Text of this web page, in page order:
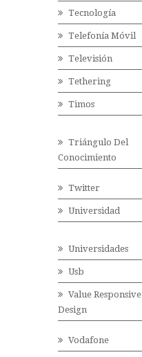
Tecnología
Telefonía Móvil
Televisión
Tethering
Timos
Triángulo Del
Conocimiento
Twitter
Universidad
Universidades
Usb
Value Responsive
Design
Vodafone